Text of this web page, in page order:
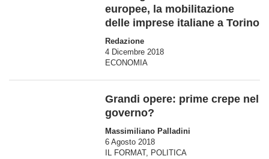
europee, la mobilitazione
delle imprese italiane a Torino
Redazione
4 Dicembre 2018
ECONOMIA
Grandi opere: prime crepe nel
governo?
Massimiliano Palladini
6 Agosto 2018
IL FORMAT, POLITICA